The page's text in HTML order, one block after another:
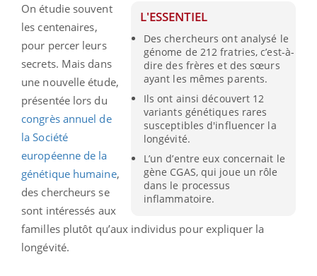
L'ESSENTIEL
Des chercheurs ont analysé le
génome de 212 fratries, c’est-à-
dire des frères et des sœurs
ayant les mêmes parents.
Ils ont ainsi découvert 12
variants génétiques rares
susceptibles d'influencer la
longévité.
L’un d’entre eux concernait le
gène CGAS, qui joue un rôle
dans le processus
inflammatoire.
On étudie souvent
les centenaires,
pour percer leurs
secrets. Mais dans
une nouvelle étude,
présentée lors du
congrès annuel de
la Société
européenne de la
génétique humaine,
des chercheurs se
sont intéressés aux
familles plutôt qu’aux individus pour expliquer la
longévité.